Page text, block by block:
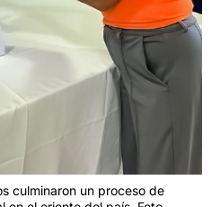
culminaron un proceso de